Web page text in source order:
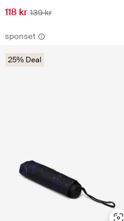
118 kr 139 kr
sponset
25% Deal